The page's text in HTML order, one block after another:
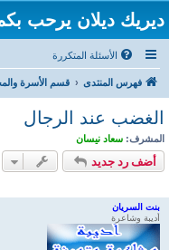
ديريك ديلان يرحب
الأسئلة المتكررة
فهرس المنتدى قسم الأسرة
الغضب عند الرجال
المشرف: سعاد نيسان
أضف رد جديد
بنت السريان
أديبة وشاعرة